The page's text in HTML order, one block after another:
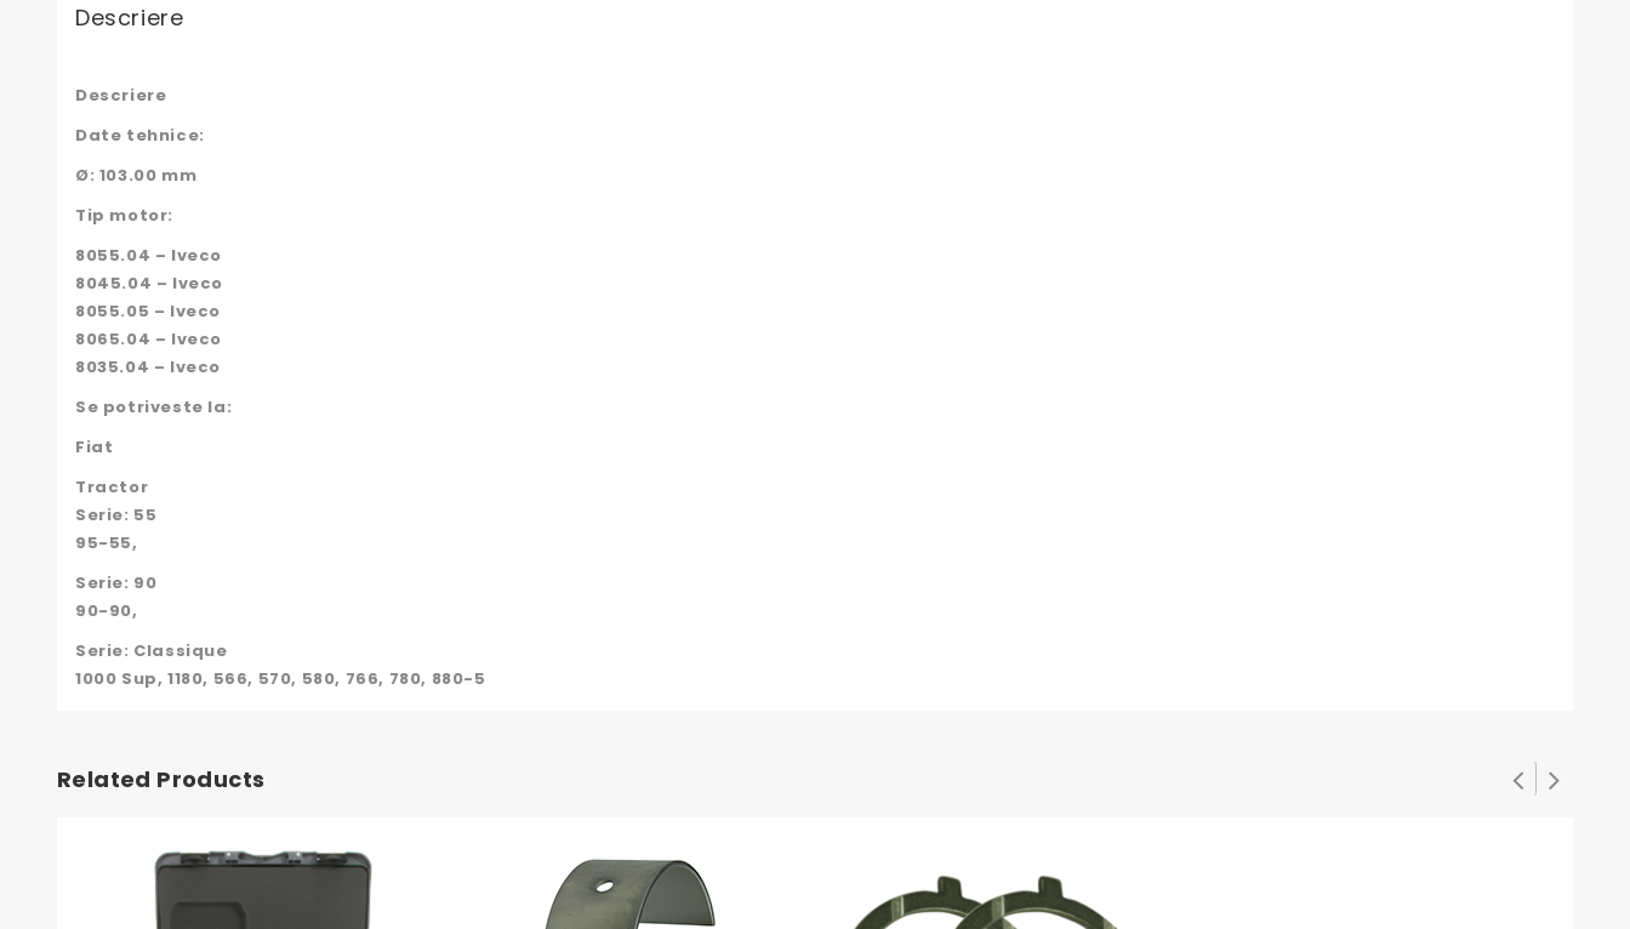
Descriere
Descriere
Date tehnice:
Ø: 103.00 mm
Tip motor:
8055.04 – Iveco
8045.04 – Iveco
8055.05 – Iveco
8065.04 – Iveco
8035.04 – Iveco
Se potriveste la:
Fiat
Tractor
Serie: 55
95-55,
Serie: 90
90-90,
Serie: Classique
1000 Sup, 1180, 566, 570, 580, 766, 780, 880-5
Related Products